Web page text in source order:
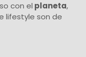
con el planeta,
lifestyle son de